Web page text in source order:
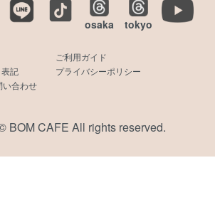
osaka tokyo
ご利用ガイド
記
プライバシーポリシー
い合わせ
BOM CAFE All rights reserved.